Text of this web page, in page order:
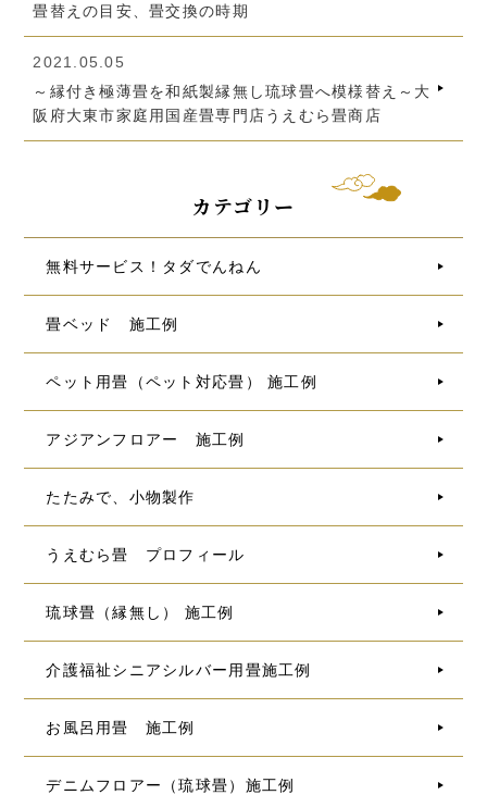
畳替えの目安、畳交換の時期
2021.05.05
～縁付き極薄畳を和紙製縁無し琉球畳へ模様替え～大
阪府大東市家庭用国産畳専門店うえむら畳商店
カテゴリー
無料サービス！タダでんねん
畳ベッド 施工例
ペット用畳（ペット対応畳） 施工例
アジアンフロアー 施工例
たたみで、小物製作
うえむら畳 プロフィール
琉球畳（縁無し） 施工例
介護福祉シニアシルバー用畳施工例
お風呂用畳 施工例
デニムフロアー（琉球畳）施工例